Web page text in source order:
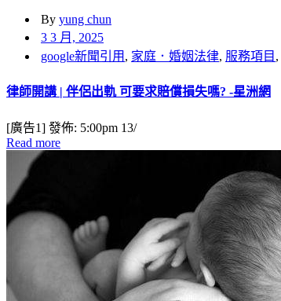
By yung chun
3 3 月, 2025
google新聞引用 , 家庭．婚姻法律, 服務項目 ,
律師開講 | 伴侶出軌 可要求賠償損失嗎? -星洲網
[廣告1] 發佈: 5:00pm 13/
Read more